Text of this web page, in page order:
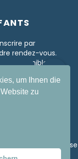
um Ihnen die
zu
par
rendez-vous.
disponibles en
Tous droits
légales et clause